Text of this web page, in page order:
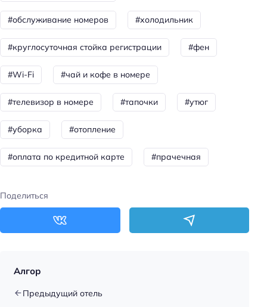
Парковка
Бесплатная
Парковка
Достижения
Хорошее место
Главное
Wi-fi
Оплата картой
#обслуживание номеров #холодильник
#круглосуточная стойка регистрации #фен
#Wi-Fi #чай и кофе в номере
#телевизор в номере #тапочки #утюг
#уборка #отопление
#оплата по кредитной карте #прачечная
Поделиться
Алгор
Предыдущий отель